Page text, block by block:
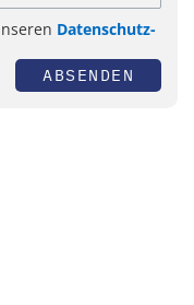
Datenschutz-
ABSENDEN